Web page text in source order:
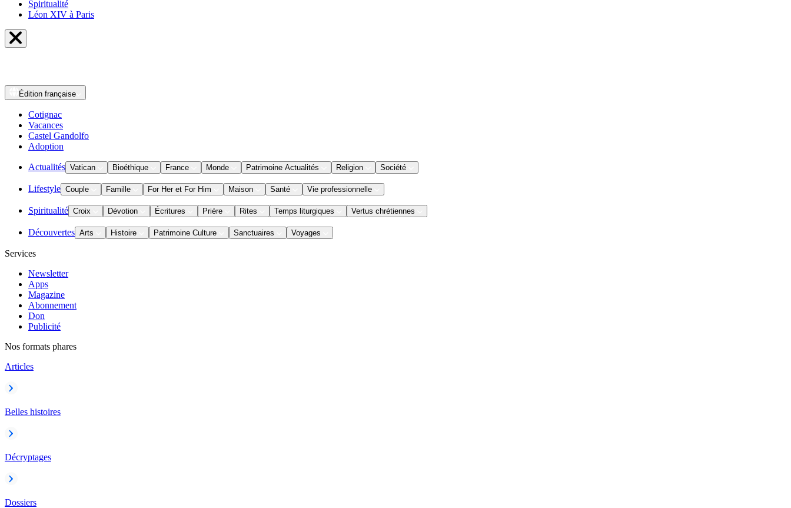
Spiritualité
Léon XIV à Paris
Édition française
Cotignac
Vacances
Castel Gandolfo
Adoption
Actualités Vatican Bioéthique France Monde Patrimoine Actualités Religion Société
Lifestyle Couple Famille For Her et For Him Maison Santé Vie professionnelle
Spiritualité Croix Dévotion Écritures Prière Rites Temps liturgiques Vertus chrétiennes
Découvertes Arts Histoire Patrimoine Culture Sanctuaires Voyages
Services
Newsletter
Apps
Magazine
Abonnement
Don
Publicité
Nos formats phares
Articles
Belles histoires
Décryptages
Dossiers